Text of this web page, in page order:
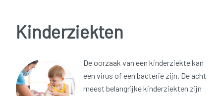
Kinderziekten
De oorzaak van een kinderziekte kan
een virus of een bacterie zijn. De acht
meest belangrijke kinderziekten zijn